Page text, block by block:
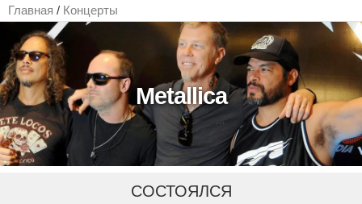
Главная / Концерты
Metallica
СОСТОЯЛСЯ